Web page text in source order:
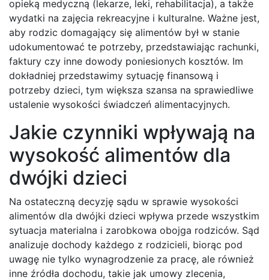
opieką medyczną (lekarze, leki, rehabilitacja), a także
wydatki na zajęcia rekreacyjne i kulturalne. Ważne jest,
aby rodzic domagający się alimentów był w stanie
udokumentować te potrzeby, przedstawiając rachunki,
faktury czy inne dowody poniesionych kosztów. Im
dokładniej przedstawimy sytuację finansową i
potrzeby dzieci, tym większa szansa na sprawiedliwe
ustalenie wysokości świadczeń alimentacyjnych.
Jakie czynniki wpływają na
wysokość alimentów dla
dwójki dzieci
Na ostateczną decyzję sądu w sprawie wysokości
alimentów dla dwójki dzieci wpływa przede wszystkim
sytuacja materialna i zarobkowa obojga rodziców. Sąd
analizuje dochody każdego z rodzicieli, biorąc pod
uwagę nie tylko wynagrodzenie za pracę, ale również
inne źródła dochodu, takie jak umowy zlecenia,